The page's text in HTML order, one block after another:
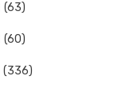
(63)
(60)
(336)